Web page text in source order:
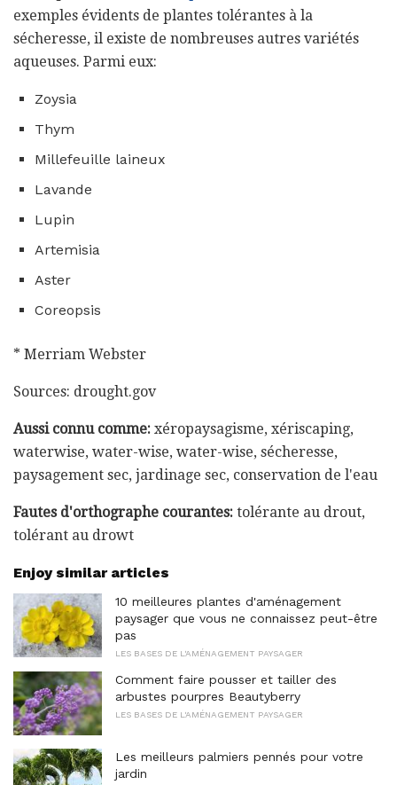
exemples évidents de plantes tolérantes à la
sécheresse, il existe de nombreuses autres variétés
aqueuses. Parmi eux:
Zoysia
Thym
Millefeuille laineux
Lavande
Lupin
Artemisia
Aster
Coreopsis
* Merriam Webster
Sources: drought.gov
Aussi connu comme: xéropaysagisme, xériscaping,
waterwise, water-wise, water-wise, sécheresse,
paysagement sec, jardinage sec, conservation de l'eau
Fautes d'orthographe courantes: tolérante au drout,
tolérant au drowt
Enjoy similar articles
10 meilleures plantes d'aménagement
paysager que vous ne connaissez peut-être
pas
LES BASES DE L'AMÉNAGEMENT PAYSAGER
Comment faire pousser et tailler des
arbustes pourpres Beautyberry
LES BASES DE L'AMÉNAGEMENT PAYSAGER
Les meilleurs palmiers pennés pour votre
jardin